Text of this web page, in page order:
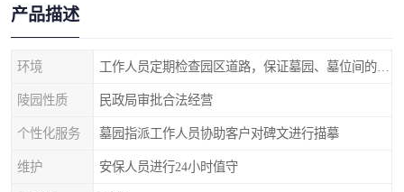
产品描述
环境
陵园性质 民政局审批合法经营
个性化服务 墓园指派工作人员协助客户对碑文进行描摹
维护 安保人员进行24小时值守